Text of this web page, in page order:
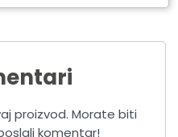
proizvod. Morate biti
komentar!